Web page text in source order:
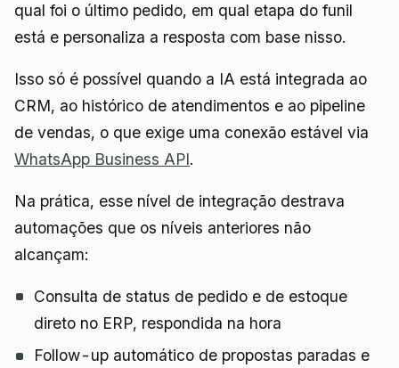
qual foi o último pedido, em qual etapa do funil
está e personaliza a resposta com base nisso.
Isso só é possível quando a IA está integrada ao
CRM, ao histórico de atendimentos e ao pipeline
de vendas, o que exige uma conexão estável via
WhatsApp Business API.
Na prática, esse nível de integração destrava
automações que os níveis anteriores não
alcançam:
Consulta de status de pedido e de estoque
direto no ERP, respondida na hora
Follow-up automático de propostas paradas e